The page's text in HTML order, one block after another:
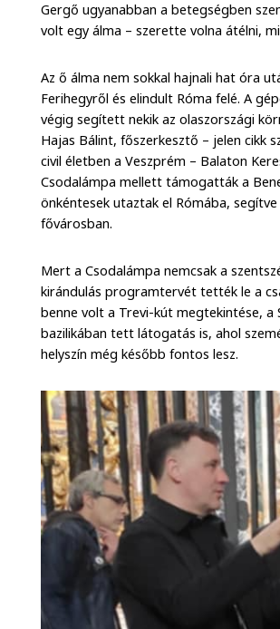
Gergő ugyanabban a betegségben
volt egy álma – szerette volna átélni,
Az ő álma nem sokkal hajnali hat óra
Ferihegyről és elindult Róma felé. A
végig segített nekik az olaszországi
Hajas Bálint, főszerkesztő – jelen cikk
civil életben a Veszprém – Balaton
Csodalámpa mellett támogatták a
önkéntesek utaztak el Rómába,
fővárosban.
Mert a Csodalámpa nemcsak a
kirándulás programtervét tették le a
benne volt a Trevi-kút megtekintése, a
bazilikában tett látogatás is, ahol
helyszín még később fontos lesz.